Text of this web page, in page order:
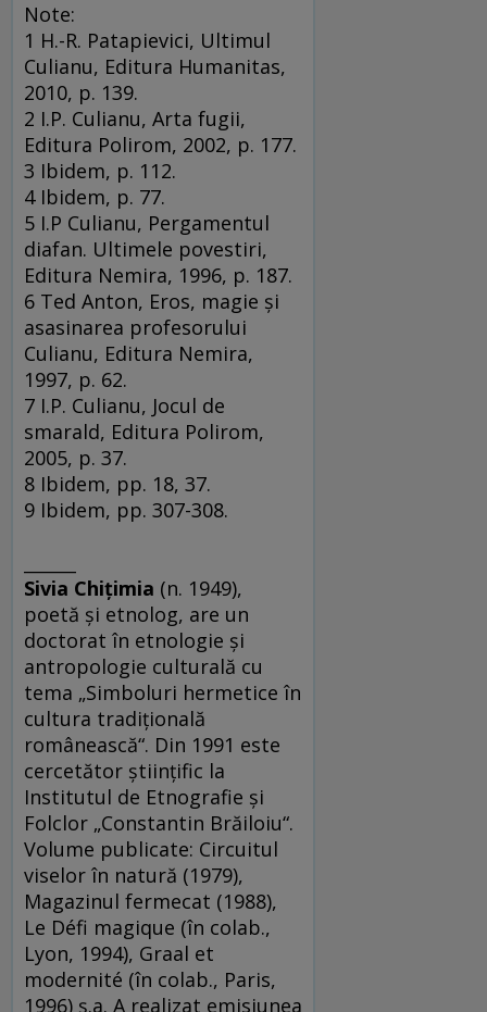
Note:
1 H.-R. Patapievici, Ultimul
Culianu, Editura Humanitas,
2010, p. 139.
2 I.P. Culianu, Arta fugii,
Editura Polirom, 2002, p. 177.
3 Ibidem, p. 112.
4 Ibidem, p. 77.
5 I.P Culianu, Pergamentul
diafan. Ultimele povestiri,
Editura Nemira, 1996, p. 187.
6 Ted Anton, Eros, magie şi
asasinarea profesorului
Culianu, Editura Nemira,
1997, p. 62.
7 I.P. Culianu, Jocul de
smarald, Editura Polirom,
2005, p. 37.
8 Ibidem, pp. 18, 37.
9 Ibidem, pp. 307-308.
Sivia Chiţimia (n. 1949),
poetă şi etnolog, are un
doctorat în etnologie şi
antropologie culturală cu
tema „Simboluri hermetice în
cultura tradiţională
românească“. Din 1991 este
cercetător ştiinţific la
Institutul de Etnografie şi
Folclor „Constantin Brăiloiu“.
Volume publicate: Circuitul
viselor în natură (1979),
Magazinul fermecat (1988),
Le Défi magique (în colab.,
Lyon, 1994), Graal et
modernité (în colab., Paris,
1996) ş.a. A realizat emisiunea